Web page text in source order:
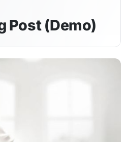
Post (Demo)